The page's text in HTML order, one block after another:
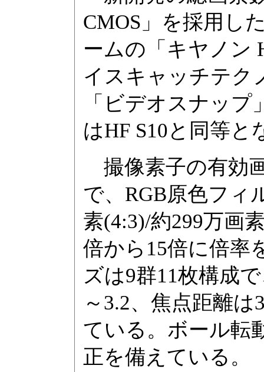
CMOS」を採用し
ームの「キヤノン
イスキャッチテク
「ビデオスナッ
はHF S10と同等と
撮像素子の有効
で、RGB原色フィ
素(4:3)/約299万画
倍から15倍に倍率
ズは9群11枚構成
～3.2、焦点距離は
ている。ボール転
正を備えている。